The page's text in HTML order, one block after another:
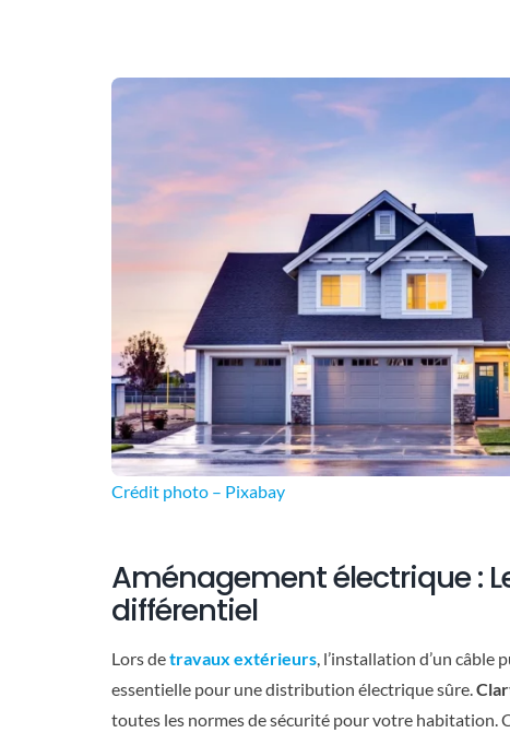
Crédit photo – Pixabay
Aménagement électrique :
différentiel
Lors detravaux extérieurs, l’installation d’un câble
essentielle pour une distribution électrique sûre.
toutes les normes de sécurité pour votre habitation.